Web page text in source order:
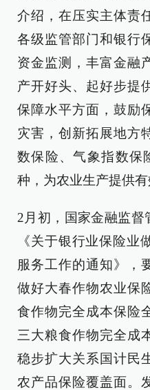
介绍，在压实主体责
各级监管部门和银行
资金监测，丰富金融
产开好头、起好步提
保障水平方面，鼓励
灾害，创新拓展地方
数保险、气象指数保
种，为农业生产提供有
2月初，国家金融监
《关于银行业保险业
服务工作的通知》，
做好大春作物农业保
食作物完全成本保险
三大粮食作物完全成
稳步扩大关系国计民
农产品保险覆盖面。